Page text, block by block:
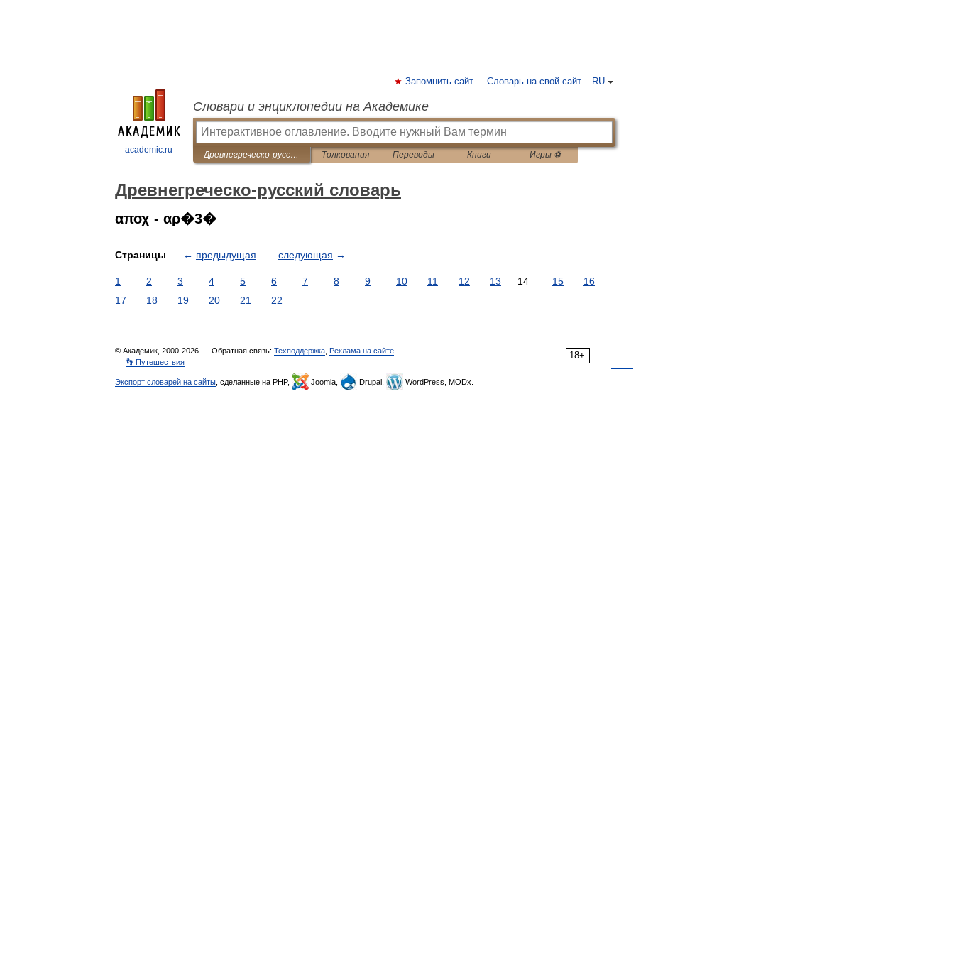
academic.ru
RU
Запомнить сайт Словарь на свой сайт
Словари и энциклопедии на Академике
Древнегреческо-русский словарь Толкования Переводы Книги Игры ⚽
Древнегреческо-русский словарь
αποχ - αρ�3�
Страницы ← предыдущая следующая →
1 2 3 4 5 6 7 8 9 10 11 12 13 14 15
16
17
18 19 20 21 22
18+
© Академик, 2000-2026 Обратная связь: Техподдержка Реклама на сайте
👣 Путешествия
Экспорт словарей на сайты , сделанные на PHP, Joomla, Drupal, WordPress, MODx.